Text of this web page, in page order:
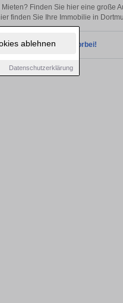
ablehnen
Datenschutzerklärung
Finden Sie hier eine große
finden Sie Ihre Immobilie in
Sie bald wieder vorbei!